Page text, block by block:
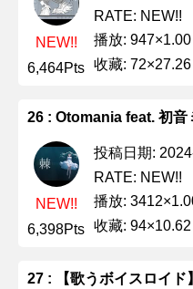
NEW!!
6,464Pts
RATE: NEW!!
播放: 947×1.00
收藏: 72×27.26
26 : Otomania feat. 初音
NEW!!
6,398Pts
投稿日期:
RATE: NEW!!
播放:
收藏: 94×10.62
27 : 【歌うボイスロイ